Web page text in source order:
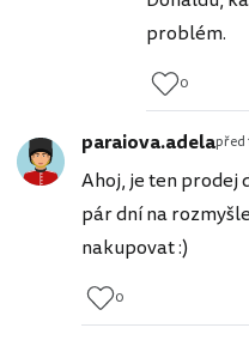
problém.
0
paraiova.adelapřed
Ahoj, je ten prodej
pár dní na
nakupovat :)
0